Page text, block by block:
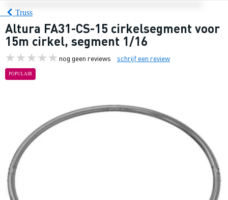
Truss
Altura FA31-CS-15 cirkelsegment voor
15m cirkel, segment 1/16
nog geen reviews schrijf een review
POPULAIR